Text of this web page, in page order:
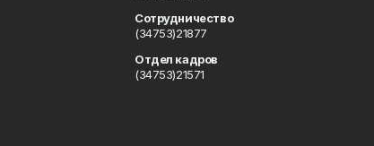
Сотрудничество
(34753)21877
Отдел кадров
(34753)21571